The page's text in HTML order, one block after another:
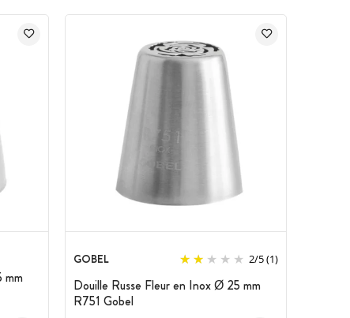
mm
GOBEL 2/5(1)
Douille Russe Fleur en Inox Ø 25 mm
R751 Gobel